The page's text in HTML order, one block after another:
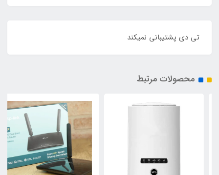
تی دی پشتیبانی نمیکند
محصولات مرتبط